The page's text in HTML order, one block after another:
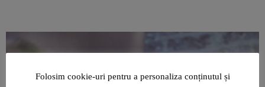
Folosim cookie-uri pentru a personaliza conținutul și